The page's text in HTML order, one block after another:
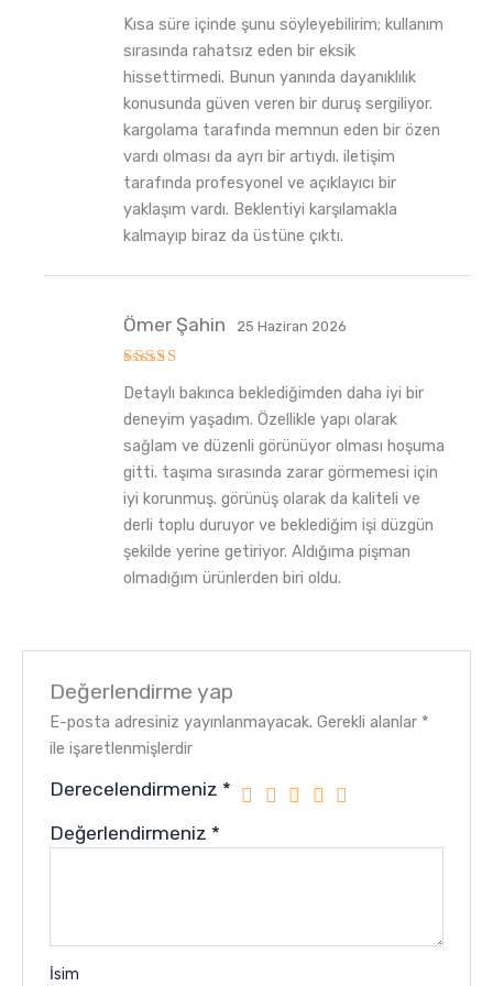
üzerinden
oy aldı
Kısa süre içinde şunu söyleyebilirim; kullanım
sırasında rahatsız eden bir eksik
hissettirmedi. Bunun yanında dayanıklılık
konusunda güven veren bir duruş sergiliyor.
kargolama tarafında memnun eden bir özen
vardı olması da ayrı bir artıydı. iletişim
tarafında profesyonel ve açıklayıcı bir
yaklaşım vardı. Beklentiyi karşılamakla
kalmayıp biraz da üstüne çıktı.
üzerinden
5
oy aldı
Ömer Şahin 25 Haziran 2026
Detaylı bakınca beklediğimden daha iyi bir
deneyim yaşadım. Özellikle yapı olarak
sağlam ve düzenli görünüyor olması hoşuma
gitti. taşıma sırasında zarar görmemesi için
iyi korunmuş. görünüş olarak da kaliteli ve
derli toplu duruyor ve beklediğim işi düzgün
şekilde yerine getiriyor. Aldığıma pişman
olmadığım ürünlerden biri oldu.
Değerlendirme yap
E-posta adresiniz yayınlanmayacak. Gerekli alanlar *
ile işaretlenmişlerdir
Derecelendirmeniz *
Değerlendirmeniz *
İsim